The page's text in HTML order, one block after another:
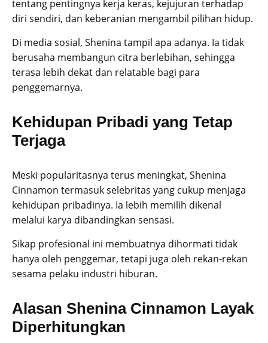
tentang pentingnya kerja keras, kejujuran terhadap
diri sendiri, dan keberanian mengambil pilihan hidup.
Di media sosial, Shenina tampil apa adanya. Ia tidak
berusaha membangun citra berlebihan, sehingga
terasa lebih dekat dan relatable bagi para
penggemarnya.
Kehidupan Pribadi yang Tetap
Terjaga
Meski popularitasnya terus meningkat, Shenina
Cinnamon termasuk selebritas yang cukup menjaga
kehidupan pribadinya. Ia lebih memilih dikenal
melalui karya dibandingkan sensasi.
Sikap profesional ini membuatnya dihormati tidak
hanya oleh penggemar, tetapi juga oleh rekan-rekan
sesama pelaku industri hiburan.
Alasan Shenina Cinnamon Layak
Diperhitungkan